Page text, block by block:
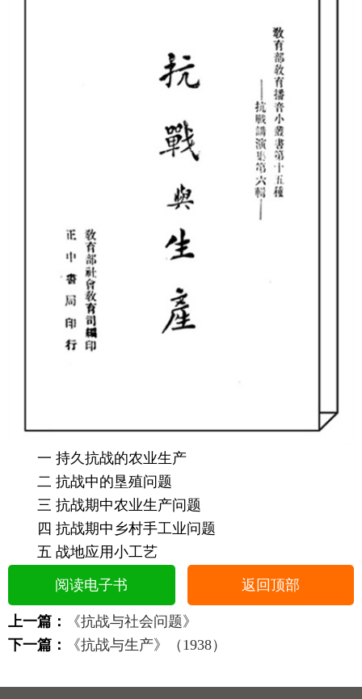
一 持久抗战的农业生产
二 抗战中的垦殖问题
三 抗战期中农业生产问题
四 抗战期中乡村手工业问题
五 战地应用小工艺
阅读电子书 返回顶部
上一篇：
《抗战与社会问题》
下一篇：
《抗战与生产》（1938）